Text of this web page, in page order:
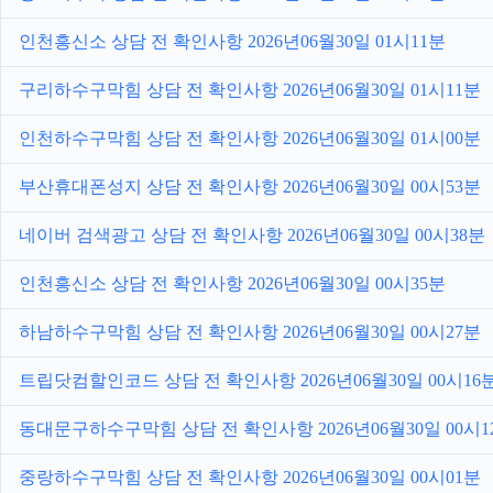
인천흥신소 상담 전 확인사항 2026년06월30일 01시11분
구리하수구막힘 상담 전 확인사항 2026년06월30일 01시11분
인천하수구막힘 상담 전 확인사항 2026년06월30일 01시00분
부산휴대폰성지 상담 전 확인사항 2026년06월30일 00시53분
네이버 검색광고 상담 전 확인사항 2026년06월30일 00시38분
인천흥신소 상담 전 확인사항 2026년06월30일 00시35분
하남하수구막힘 상담 전 확인사항 2026년06월30일 00시27분
트립닷컴할인코드 상담 전 확인사항 2026년06월30일 00시16
동대문구하수구막힘 상담 전 확인사항 2026년06월30일 00시
중랑하수구막힘 상담 전 확인사항 2026년06월30일 00시01분